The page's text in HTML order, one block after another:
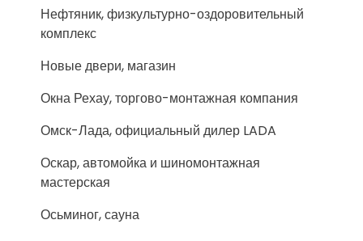
Нефтяник, физкультурно-оздоровительный
комплекс
Новые двери, магазин
Окна Рехау, торгово-монтажная компания
Омск-Лада, официальный дилер LADA
Оскар, автомойка и шиномонтажная
мастерская
Осьминог, сауна